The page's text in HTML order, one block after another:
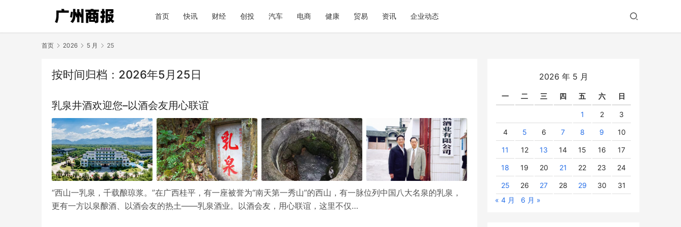
首页 快讯 财经 创投 汽车 电商 健康 贸易 资讯 企业动态
首页 2026 5 月 25
按时间归档：2026年5月25日
乳泉井酒欢迎您–以酒会友用心联谊
“西山一乳泉，千载酿琼浆。”在广西桂平，有一座被誉为“南天第一秀山”的西山，有一脉位列中国八大名泉的乳泉，
更有一方以泉酿酒、以酒会友的热土——乳泉酒业。以酒会友，用心联谊，这里不仅…
2026 年 5 月
一 二 三 四 五 六 日
1 2 3
4 5 6 7 8 9 10
11 12 13 14 15 16 17
18 19 20 21 22 23 24
25 26 27 28 29 30
31
« 4 月
6 月 »